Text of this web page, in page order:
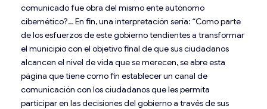
comunicado fue obra del mismo ente autónomo
cibernético?… En fin, una interpretación sería: “Como parte
de los esfuerzos de este gobierno tendientes a transformar
el municipio con el objetivo final de que sus ciudadanos
alcancen el nivel de vida que se merecen, se abre esta
página que tiene como fin establecer un canal de
comunicación con los ciudadanos que les permita
participar en las decisiones del gobierno a través de sus